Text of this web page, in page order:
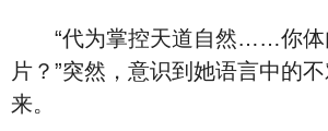
“代为掌控天道自然……你体
片？”突然，意识到她语言中的
来。